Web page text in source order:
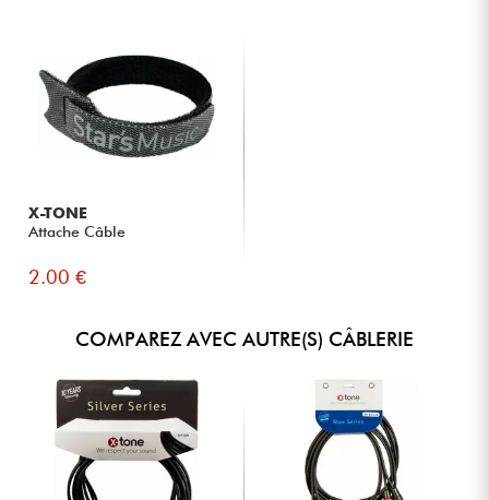
X-TONE
Attache Câble
2.00 €
COMPAREZ AVEC AUTRE(S) CÂBLERIE